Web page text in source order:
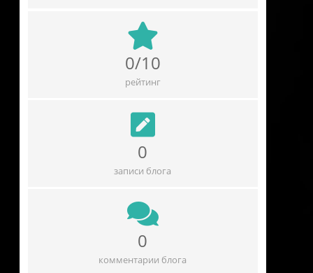
0/10
рейтинг
0
записи блога
0
комментарии блога